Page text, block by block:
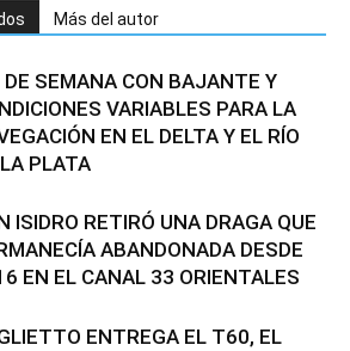
Más del autor
DE SEMANA CON BAJANTE Y
VARIABLES PARA LA
EN EL DELTA Y EL RÍO
PLATA
ISIDRO RETIRÓ UNA DRAGA QUE
ABANDONADA DESDE
EN EL CANAL 33 ORIENTALES
ENTREGA EL T60, EL